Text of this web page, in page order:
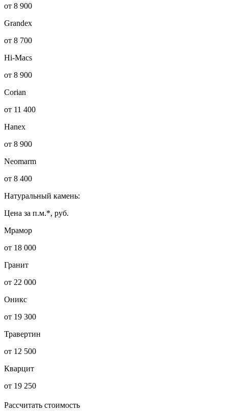
от 8 900
Grandex
от 8 700
Hi-Macs
от 8 900
Corian
от 11 400
Hanex
от 8 900
Neomarm
от 8 400
Натуральный камень:
Цена за п.м.*, руб.
Мрамор
от 18 000
Гранит
от 22 000
Оникс
от 19 300
Травертин
от 12 500
Кварцит
от 19 250
Рассчитать стоимость